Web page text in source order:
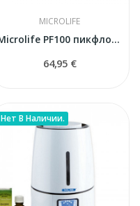
MICROLIFE
Microlife PF100 пикфлоуметр
64,95 €
Нет В Наличии.